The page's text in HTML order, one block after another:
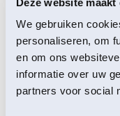
We gebruiken
personaliseren, om
en om ons
informatie over uw
partners voor social